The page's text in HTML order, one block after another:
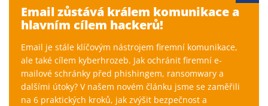
Email zůstává králem komunikace a
hlavním cílem hackerů!
Email je stále klíčovým nástrojem firemní komunikace,
ale také cílem kyberhrozeb. Jak ochránit firemní e-
mailové schránky před phishingem, ransomwary a
dalšími útoky? V našem novém článku jsme se zaměřili
na 6 praktických kroků, jak zvýšit bezpečnost a